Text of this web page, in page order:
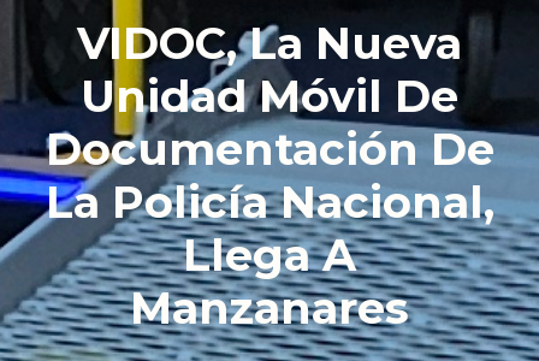
VIDOC, La Nueva
Unidad Móvil De
Documentación De
La Policía Nacional,
Llega A
Manzanares